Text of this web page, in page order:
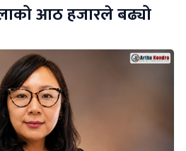
आठ हजारले बढ्यो